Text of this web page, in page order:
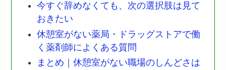
今すぐ辞めなくても、次の選択肢は見て
おきたい
休憩室がない薬局・ドラッグストアで働
く薬剤師によくある質問
まとめ｜休憩室がない職場のしんどさは